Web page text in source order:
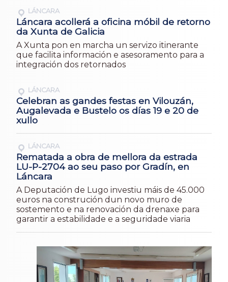
LÁNCARA
Láncara acollerá a oficina móbil de retorno
da Xunta de Galicia
A Xunta pon en marcha un servizo itinerante
que facilita información e asesoramento para a
integración dos retornados
LÁNCARA
Celebran as gandes festas en Vilouzán,
Augalevada e Bustelo os días 19 e 20 de
xullo
LÁNCARA
Rematada a obra de mellora da estrada
LU-P-2704 ao seu paso por Gradín, en
Láncara
A Deputación de Lugo investiu máis de 45.000
euros na construción dun novo muro de
sostemento e na renovación da drenaxe para
garantir a estabilidade e a seguridade viaria